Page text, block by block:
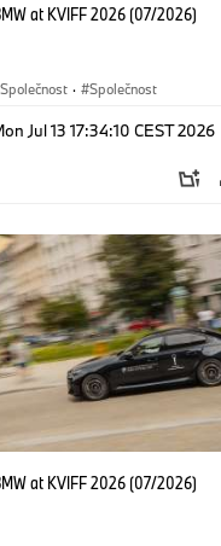
at KVIFF 2026 (07/2026)
Společnost · Společnost
Jul 13 17:34:10 CEST 2026
at KVIFF 2026 (07/2026)